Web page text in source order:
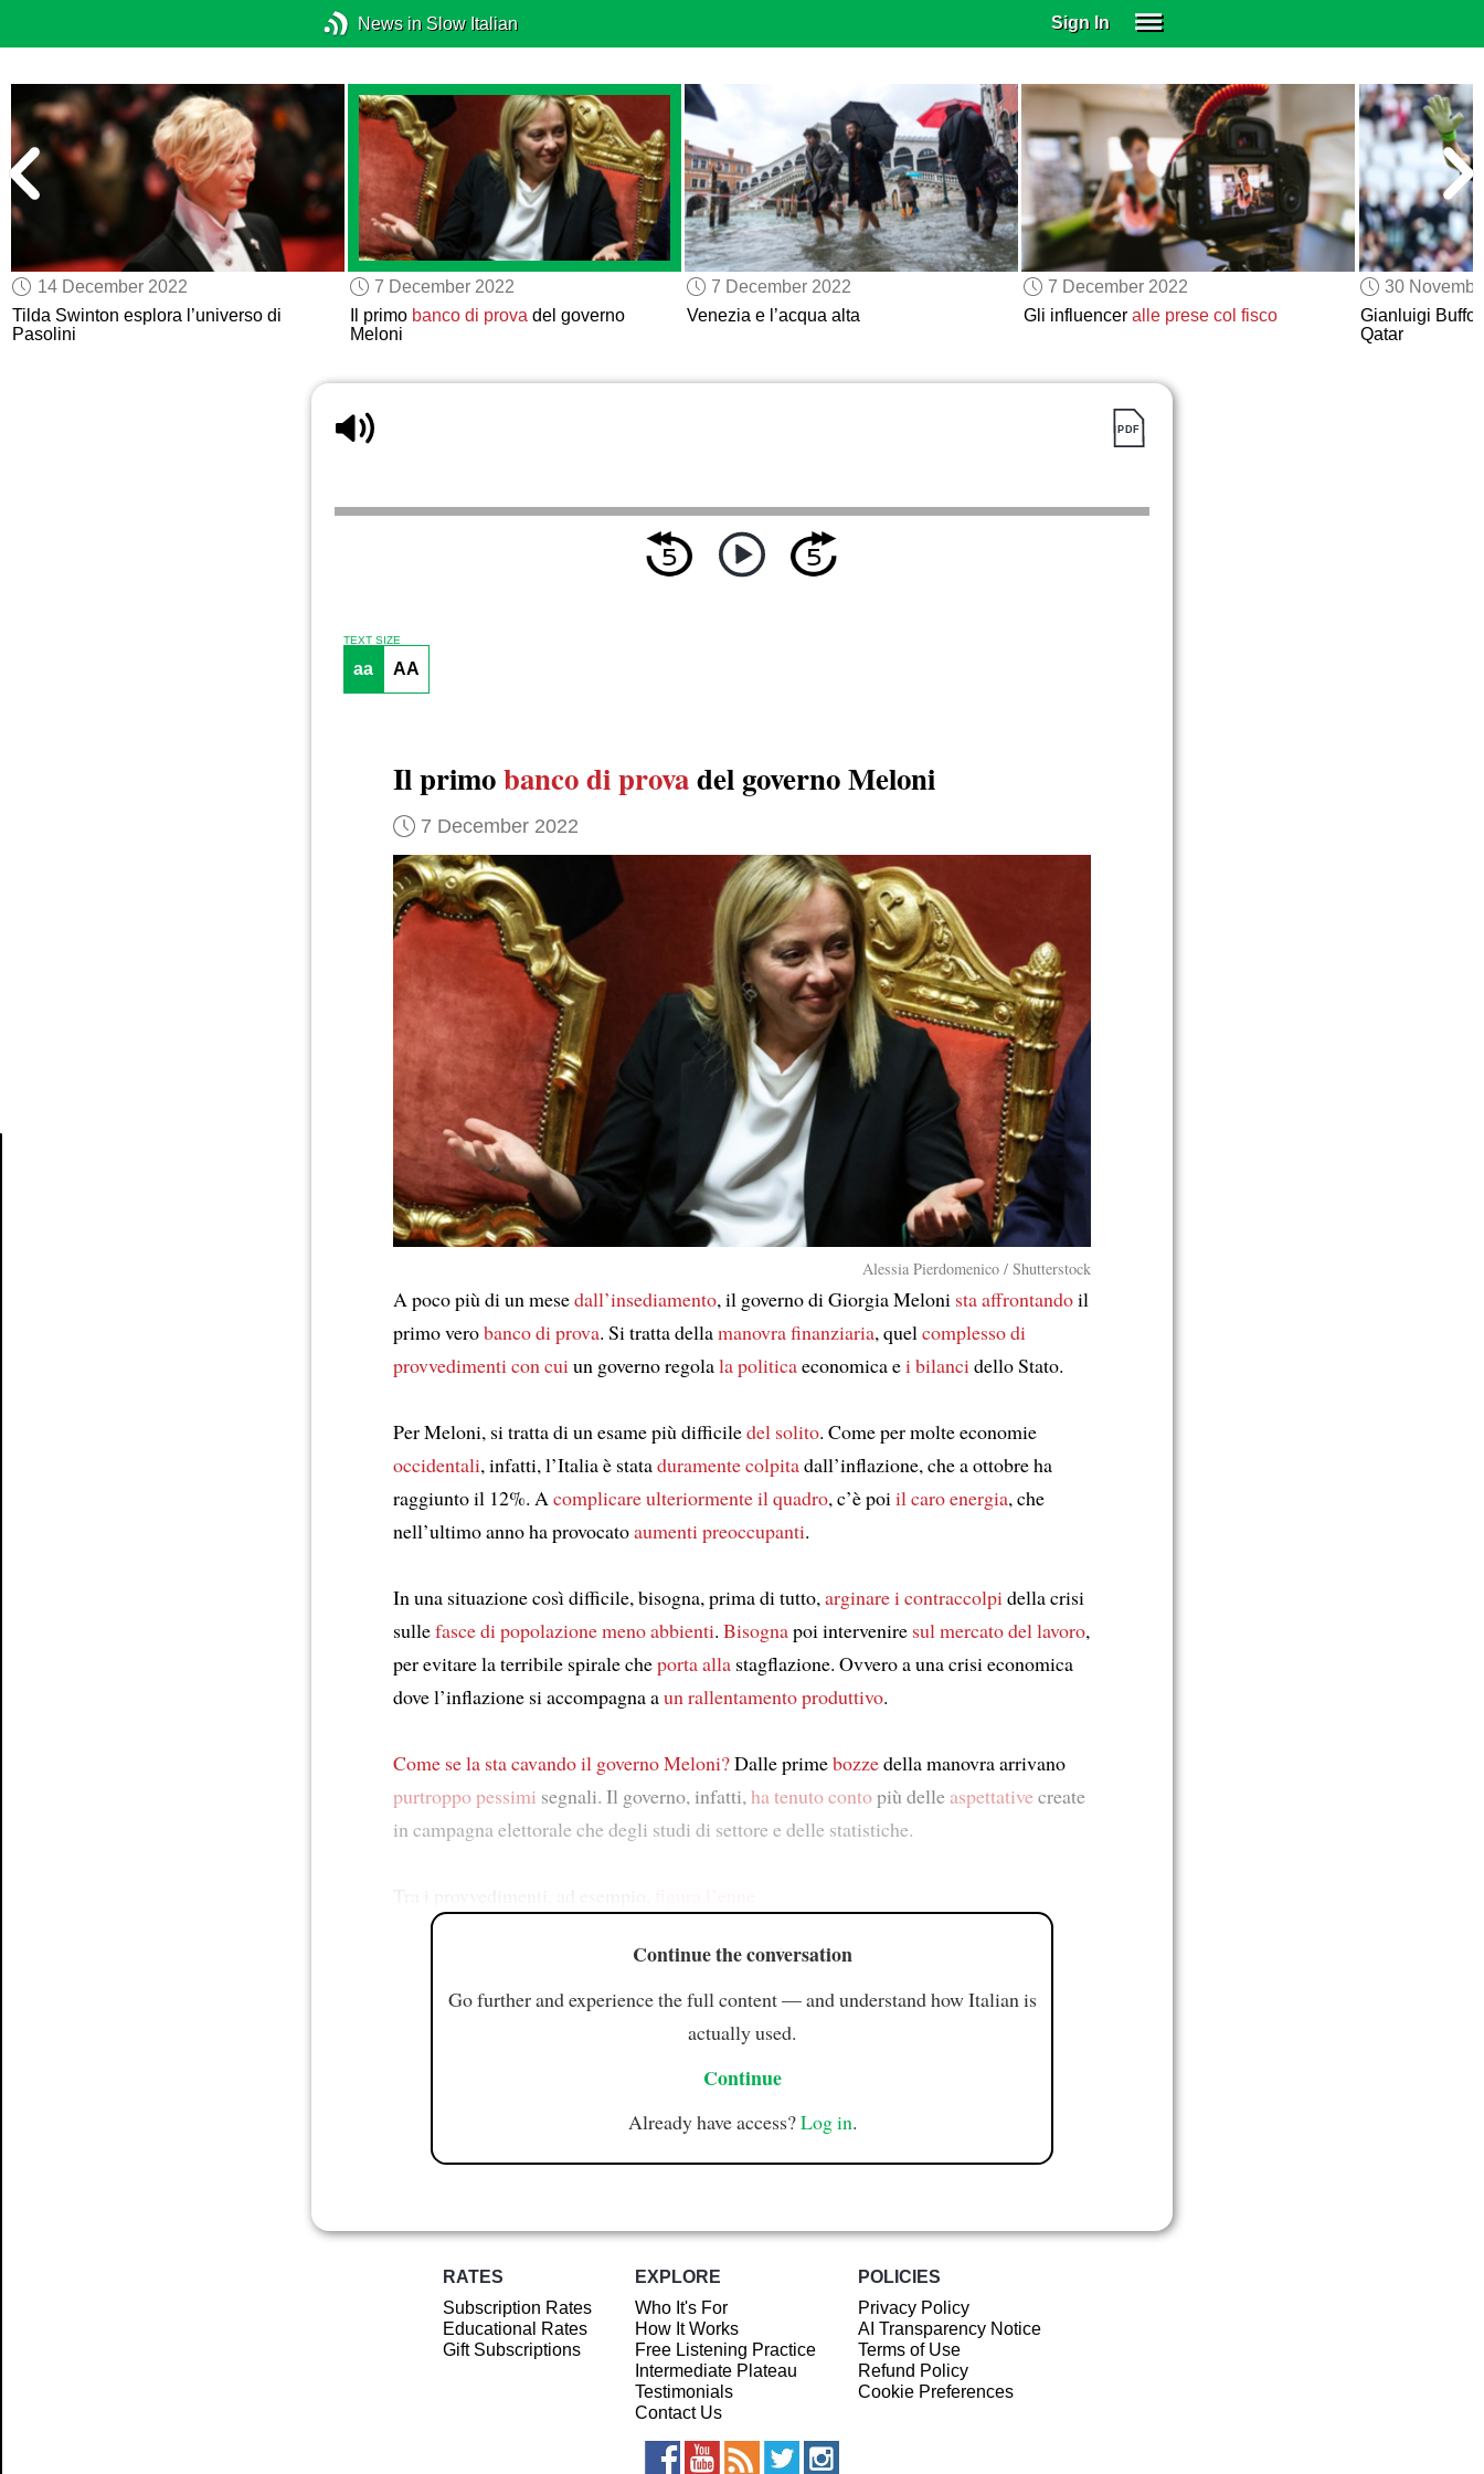
News in Slow Italian Sign In
SUBSCRIBE
EDUCATIONAL LICENSES
GIFT CARDS
OTHER LANGUAGES
ABOUT US
ALEXA
ADJUST COLORS
14 December 2022
Tilda Swinton esplora l’universo di
Pasolini
7 December 2022
Il primo banco di provadel governo
Meloni
7 December 2022
Venezia e l’acqua alta
7 December 2022
Gli influencer alle prese col fisco
30
Gianluigi
Qatar
TEXT SIZE
aa AA
Il primobanco di provadel governo Meloni
7 December 2022
Alessia Pierdomenico / Shutterstock
A poco più di un mesedall’insediamento, il governo di Giorgia Meloni sta affrontandoil
primo verobanco di prova. Si tratta dellamanovra finanziaria, quel complesso di
provvedimenti con cui un governo regolala politicaeconomica ei bilanci dello Stato.
Per Meloni, si tratta di un esame più difficiledel solito. Come per molte economie
occidentali, infatti, l’Italia è stataduramente colpitadall’inflazione, che a ottobre ha
raggiunto il 12%. A complicare ulteriormenteil quadro, c’è poi il caro energia, che
nell’ultimo anno ha provocatoaumenti preoccupanti.
In una situazione così difficile, bisogna, prima di tutto, arginarei contraccolpi della crisi
sullefasce di popolazione meno abbienti. Bisognapoi intervenire sul mercato del lavoro,
per evitare la terribile spirale cheporta alla stagflazione. Ovvero a una crisi economica
dove l’inflazione si accompagna aun rallentamento produttivo.
Come se la sta cavando il governo Meloni?Dalle primebozzedella manovra arrivano
purtroppopessimi segnali. Il governo, infatti, ha tenuto contopiù delleaspettativecreate
in campagna elettorale che degli studi di settore e delle statistiche.
Continue the conversation
Go further and experience the full content — and understand how Italian is
actually used.
Continue
Already have access?Log in.
RATES
Subscription Rates
Educational Rates
Gift Subscriptions
EXPLORE
Who It's For
How It Works
Free Listening Practice
Intermediate Plateau
Testimonials
Contact Us
POLICIES
Privacy Policy
AI Transparency Notice
Terms of Use
Refund Policy
Cookie Preferences